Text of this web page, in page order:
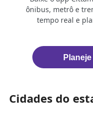
ônibus, metrô e
tempo real e
Cidades do